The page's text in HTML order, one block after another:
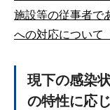
施設等の従事者で
への対応について
現下の感染
の特性に応